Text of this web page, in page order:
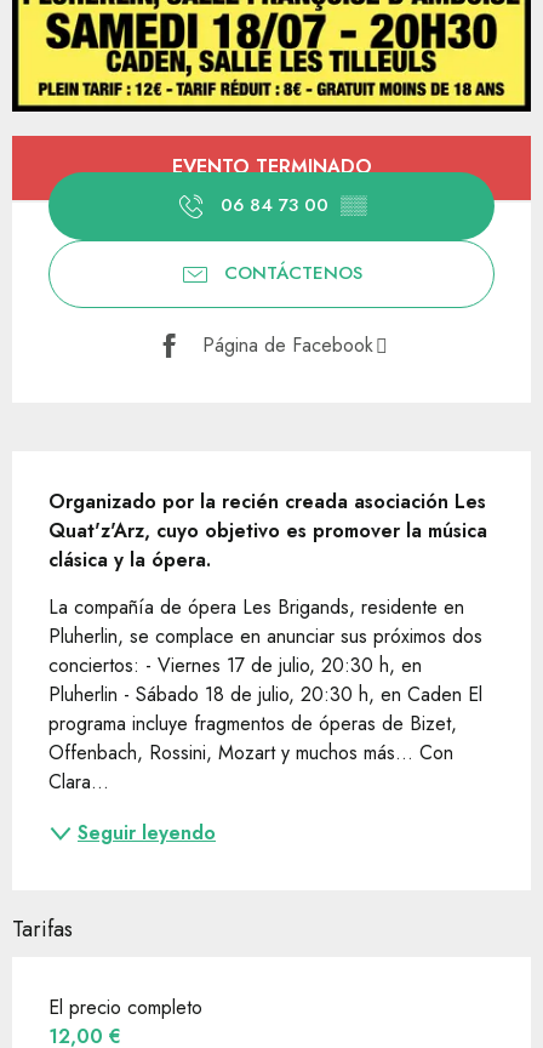
Horarios y datos de contacto
EVENTO TERMINADO
06 84 73 00 ▒▒
CONTÁCTENOS
Página de Facebook
Organizado por la recién creada asociación Les
Quat'z'Arz, cuyo objetivo es promover la música
clásica y la ópera.
La compañía de ópera Les Brigands, residente en
Pluherlin, se complace en anunciar sus próximos dos
conciertos: - Viernes 17 de julio, 20:30 h, en
Pluherlin - Sábado 18 de julio, 20:30 h, en Caden El
programa incluye fragmentos de óperas de Bizet,
Offenbach, Rossini, Mozart y muchos más… Con
Clara...
Seguir leyendo
Tarifas
El precio completo
12,00 €